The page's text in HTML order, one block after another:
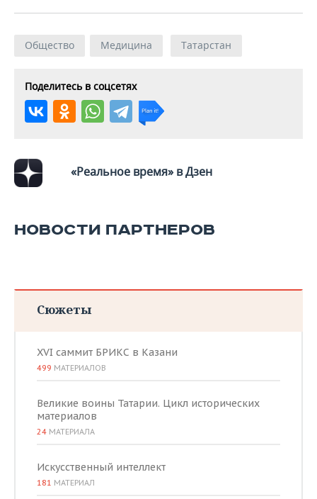
Общество Медицина Татарстан
Поделитесь в соцсетях
«Реальное время» в Дзен
НОВОСТИ ПАРТНЕРОВ
Сюжеты
XVI саммит БРИКС в Казани
499 МАТЕРИАЛОВ
Великие воины Татарии. Цикл исторических
материалов
24 МАТЕРИАЛА
Искусственный интеллект
181 МАТЕРИАЛ